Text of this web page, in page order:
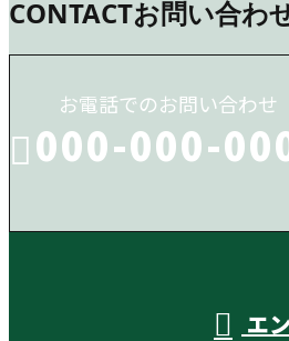
CONTACTお問い合わ
お電話でのお問い合わせ
000-000-
エ